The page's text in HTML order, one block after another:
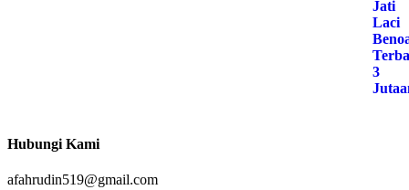
Hubungi Kami
afahrudin519@gmail.com